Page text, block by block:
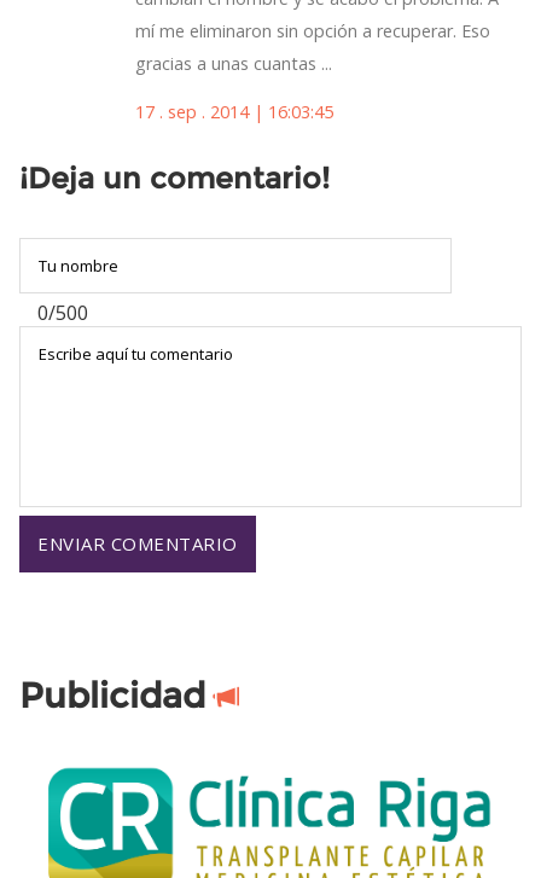
mí me eliminaron sin opción a recuperar. Eso
gracias a unas cuantas ...
17 . sep . 2014 | 16:03:45
¡Deja un comentario!
0/500
Publicidad